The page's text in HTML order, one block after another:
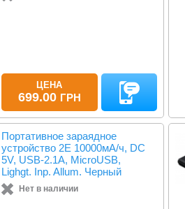
ЦЕНА
699.00 ГРН
Портативное зараядное
устройство 2Е 10000мА/ч, DC
5V, USB-2.1A, MicroUSB,
Lighgt. Inp. Allum. Черный
Нет в наличии